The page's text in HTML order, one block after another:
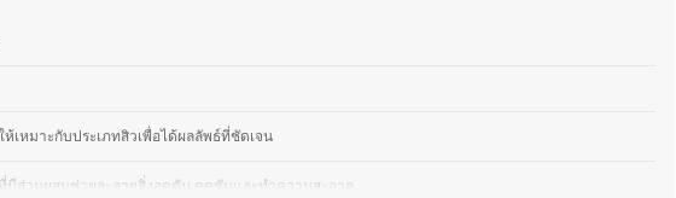
ห้เหมาะกับประเภทสิวเพื่อได้ผลลัพธ์ที่ชัดเจน
มีส่วนผสมช่วยละลายสิ่งอุดตัน ดูดซับและทำความสะอาด